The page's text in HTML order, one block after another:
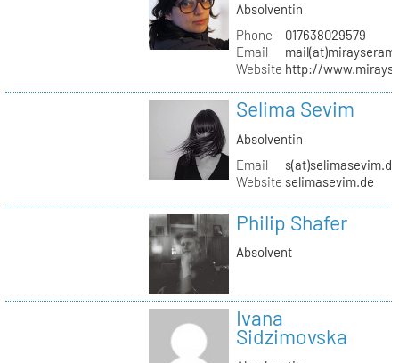
Absolventin
Phone
017638029579
Email
Website http://
Selima Sevim
Absolventin
Email
s(at)selimasevim.de
Website selimasevim.de
Philip Shafer
Absolvent
Ivana
Sidzimovska